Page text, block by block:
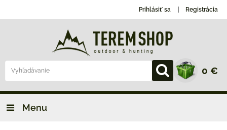
Prihlásiť sa Registrácia
0 €
Menu